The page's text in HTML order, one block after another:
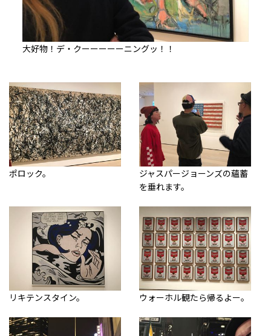
大好物！デ・クーーーーーニングッ！！
ポロック。
ジャスパージョーンズの蘊蓄
を垂れます。
リキテンスタイン。 ウォーホル観たら帰るよー。